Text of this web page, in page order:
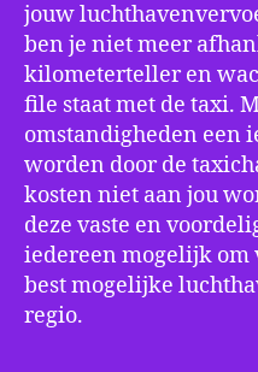
jouw
ben je niet meer
kilometerteller en
file staat met de taxi.
omstandigheden een
worden door de
kosten niet aan jou
deze vaste en
iedereen mogelijk om
best mogelijke
regio.